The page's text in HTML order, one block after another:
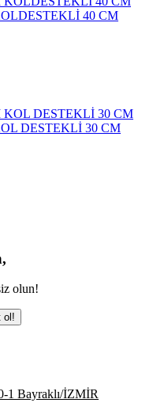
40 CM
DESTEKLİ 30 CM
olun!
ol!
1 Bayraklı/İZMİR